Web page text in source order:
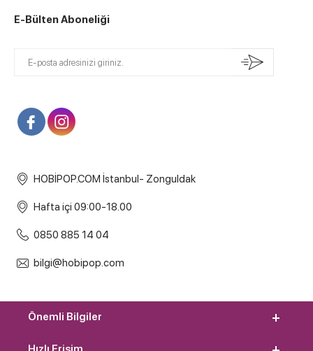
E-Bülten Aboneliği
HOBİPOP.COM İstanbul- Zonguldak
Hafta içi 09:00-18.00
0850 885 14 04
bilgi@hobipop.com
Önemli Bilgiler